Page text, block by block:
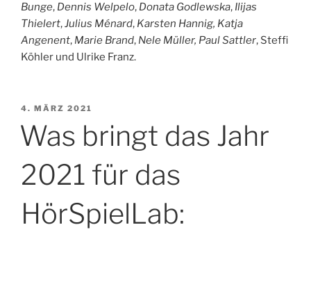
Bunge, Dennis Welpelo, Donata Godlewska, Ilijas
Thielert,Julius Ménard, Karsten Hannig, Katja
Angenent, Marie Brand, Nele Müller, Paul Sattler, Steffi
Köhler und Ulrike Franz.
VERÖFFENTLICHT
4. MÄRZ 2021
Was bringt das Jahr
2021 für das
HörSpielLab: